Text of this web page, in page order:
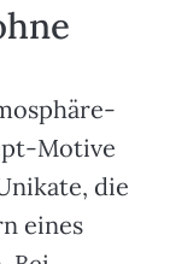
Motive
die
eines